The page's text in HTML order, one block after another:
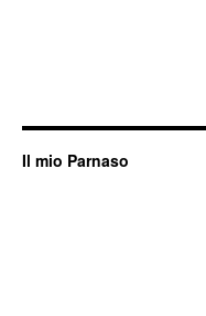
Il mio Parnaso